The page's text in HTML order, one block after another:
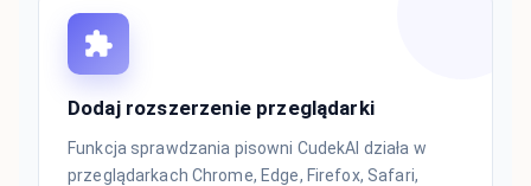
Dodaj rozszerzenie przeglądarki
Funkcja sprawdzania pisowni CudekAI działa w
przeglądarkach Chrome, Edge, Firefox, Safari,